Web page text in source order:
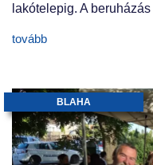
lakótelepig. A
tovább
BLAHA